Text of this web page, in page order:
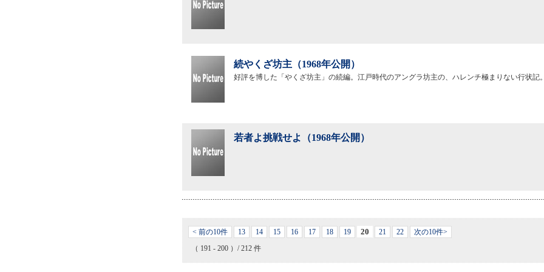
続やくざ坊主（1968年公開）
好評を博した「やくざ坊主」の続編。江戸時代のアングラ坊主の、ハレンチ極まりない行状記
若者よ挑戦せよ（1968年公開）
< 前の10件 13 14 15 16 17 18 19 20 21 22
次の10件>
（ 191 - 200 ）/ 212 件